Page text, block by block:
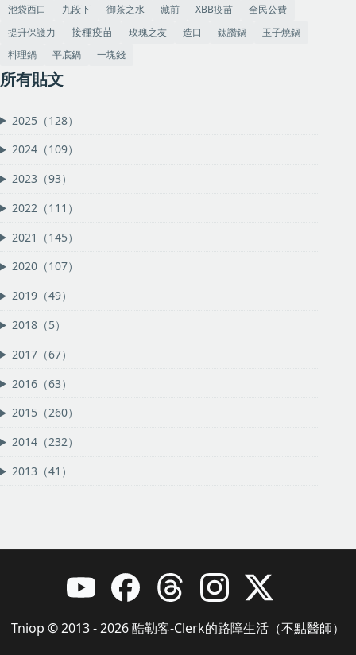
池袋西口
九段下 御茶之水 藏前 XBB疫苗
全民公費
提升保護力
接種疫苗 玫瑰之友 造口 鈦讚鍋
玉子燒鍋
料理鍋
平底鍋 一塊錢
所有貼文
2025（128）
2024（109）
2023（93）
2022（111）
2021（145）
2020（107）
2019（49）
2018（5）
2017（67）
2016（63）
2015（260）
2014（232）
2013（41）
Tniop © 2013 - 2026 酷勒客-Clerk的路障生活（不點醫師）